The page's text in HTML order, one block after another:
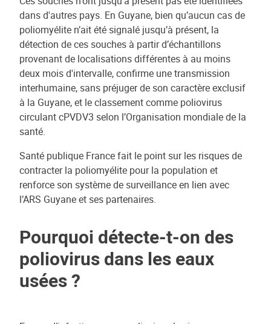
dans d'autres pays. En Guyane, bien qu’aucun cas de
poliomyélite n’ait été signalé jusqu’à présent, la
détection de ces souches à partir d’échantillons
provenant de localisations différentes à au moins
deux mois d'intervalle, confirme une transmission
interhumaine, sans préjuger de son caractère exclusif
à la Guyane, et le classement comme poliovirus
circulant cPVDV3 selon l’Organisation mondiale de la
santé.
Santé publique France fait le point sur les risques de
contracter la poliomyélite pour la population et
renforce son système de surveillance en lien avec
l’ARS Guyane et ses partenaires.
Pourquoi détecte-t-on des
poliovirus dans les eaux
usées ?